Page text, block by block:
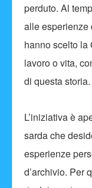
perduto. Al
alle esperienze
hanno scelto la
lavoro o vita,
di questa storia.
L’iniziativa è
sarda che
esperienze
d’archivio. Per